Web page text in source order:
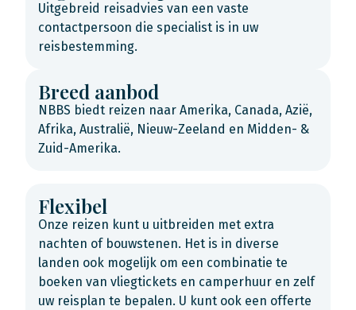
Uitgebreid reisadvies van een vaste
contactpersoon die specialist is in uw
reisbestemming.
Breed aanbod
NBBS biedt reizen naar Amerika, Canada, Azië,
Afrika, Australië, Nieuw-Zeeland en Midden- &
Zuid-Amerika.
Flexibel
Onze reizen kunt u uitbreiden met extra
nachten of bouwstenen. Het is in diverse
landen ook mogelijk om een combinatie te
boeken van vliegtickets en camperhuur en zelf
uw reisplan te bepalen. U kunt ook een offerte